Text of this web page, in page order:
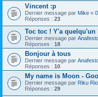
Vincent :p
Dernier message par Mike «
Réponses : 23
Toc toc ! Y'a quelqu'un
Dernier message par
Réponses : 18
Bonjour à tous
Dernier message par
Réponses : 10
My name is Moon -
Dernier message par Riku
Réponses : 29